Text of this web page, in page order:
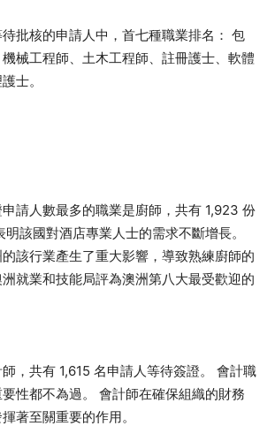
批核的申請人中，首七種職業排名： 包
械工程師、土木工程師、註冊護士、軟體
士。
請人數最多的職業是廚師，共有 1,923 份
該國對酒店專業人士的需求不斷增長。
該行業產生了重大影響，導致熟練廚師的
就業和技能局評為澳洲第八大最受歡迎的
，共有 1,615 名申請人等待簽證。 會計職
性都不為過。 會計師在確保組織的財務
著至關重要的作用。